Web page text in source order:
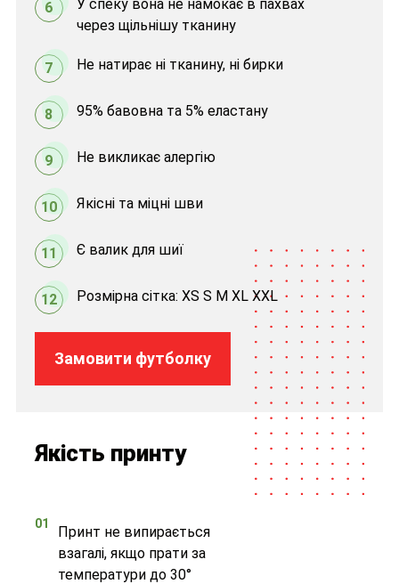
6
У спеку вона не намокає в пахвах
через щільнішу тканину
7 Не натирає ні тканину, ні бирки
8 95% бавовна та 5% еластану
9 Не викликає алергію
10 Якісні та міцні шви
11 Є валик для шиї
12 Розмірна сітка: XS S M XL XXL
Замовити футболку
Якість принту
01
Принт не випирається
взагалі, якщо прати за
температури до 30°